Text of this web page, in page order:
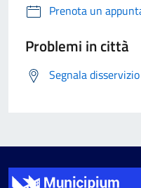
Prenota un
Problemi in città
Segnala disservizio